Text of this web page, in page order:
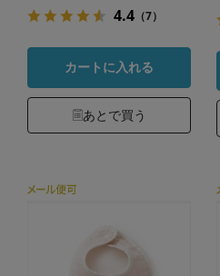
4.4（7）
カートに入れる
あとで買う